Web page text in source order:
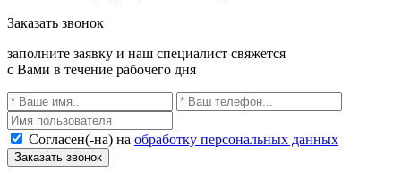
Заказать звонок
заполните заявку и наш специалист свяжется
с Вами в течение рабочего дня
Согласен(-на) на обработку персональных данных
Заказать звонок